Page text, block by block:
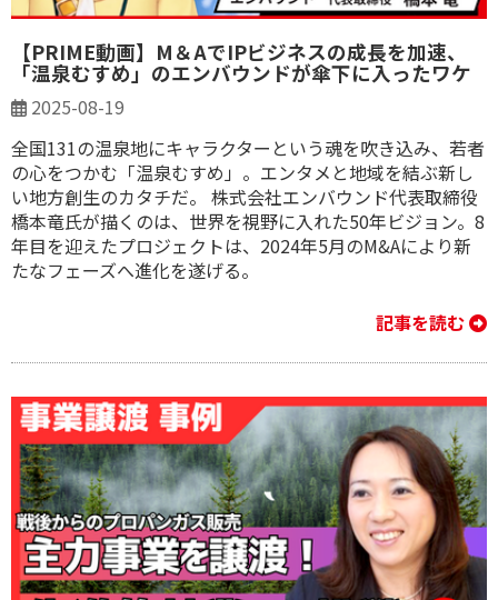
【PRIME動画】M＆AでIPビジネスの成長を加速、
「温泉むすめ」のエンバウンドが傘下に入ったワケ
2025-08-19
全国131の温泉地にキャラクターという魂を吹き込み、若者
の心をつかむ「温泉むすめ」。エンタメと地域を結ぶ新し
い地方創生のカタチだ。 株式会社エンバウンド代表取締役
橋本竜氏が描くのは、世界を視野に入れた50年ビジョン。8
年目を迎えたプロジェクトは、2024年5月のM&Aにより新
たなフェーズへ進化を遂げる。
記事を読む